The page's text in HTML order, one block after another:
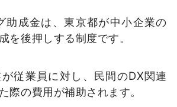
助成金は、東京都が中小企業の
を後押しする制度です。
従業員に対し、民間のDX関連
際の費用が補助されます。